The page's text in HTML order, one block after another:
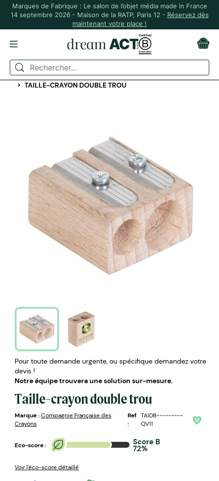
Marques de Fabrique : Le salon de l’objet média made in France
14 septembre 2026 - Maison de la RATP, Paris 12 - Réservez dès
maintenant votre place !
ACCUEIL
PAPETERIE PERSONNALISÉE
RÈGLES ET PETITS ACCESSOIRES
TAILLE-CRAYON DOUBLE TROU
Pour toute demande urgente, ou spécifique demandez votre
devis !
Notre équipe trouvera une solution sur-mesure.
Taille-crayon double trou
Marque :Compagnie Française des
Crayons
Ref
:
TAIDB---------
QV11
Eco-score : Score B
72%
Voir l'éco-score détaillé